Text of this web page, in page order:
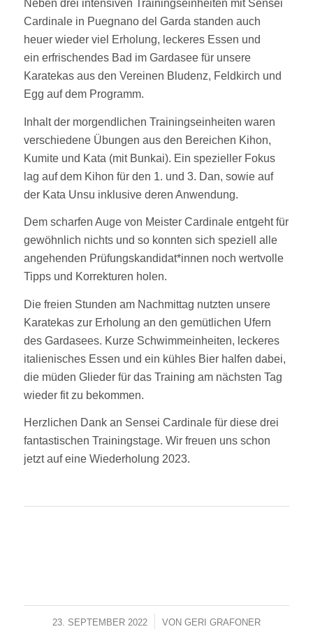
Neben drei intensiven Trainingseinheiten mit Sensei
Cardinale in Puegnano del Garda standen auch
heuer wieder viel Erholung, leckeres Essen und
ein erfrischendes Bad im Gardasee für unsere
Karatekas aus den Vereinen Bludenz, Feldkirch und
Egg auf dem Programm.
Inhalt der morgendlichen Trainingseinheiten waren
verschiedene Übungen aus den Bereichen Kihon,
Kumite und Kata (mit Bunkai). Ein spezieller Fokus
lag auf dem Kihon für den 1. und 3. Dan, sowie auf
der Kata Unsu inklusive deren Anwendung.
Dem scharfen Auge von Meister Cardinale entgeht für
gewöhnlich nichts und so konnten sich speziell alle
angehenden Prüfungskandidat*innen noch wertvolle
Tipps und Korrekturen holen.
Die freien Stunden am Nachmittag nutzten unsere
Karatekas zur Erholung an den gemütlichen Ufern
des Gardasees. Kurze Schwimmeinheiten, leckeres
italienisches Essen und ein kühles Bier halfen dabei,
die müden Glieder für das Training am nächsten Tag
wieder fit zu bekommen.
Herzlichen Dank an Sensei Cardinale für diese drei
fantastischen Trainingstage. Wir freuen uns schon
jetzt auf eine Wiederholung 2023.
23. SEPTEMBER 2022
/ VON GERI GRAFONER